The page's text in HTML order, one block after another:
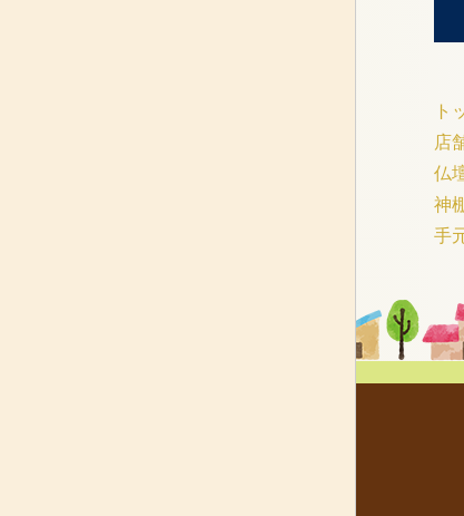
ト
店
仏
神
手